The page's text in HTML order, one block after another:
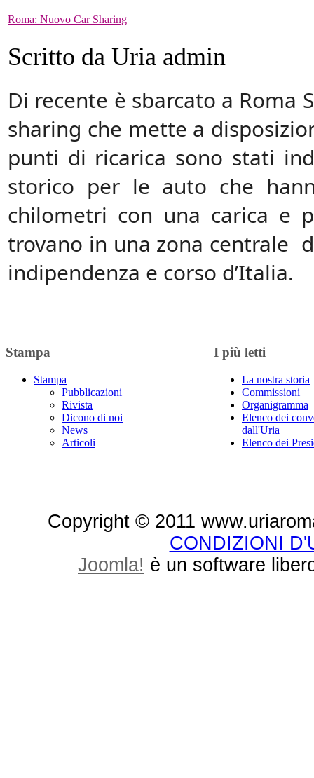
Roma: Nuovo Car Sharing
Scritto da Uria admin
Di recente è sbarcato a Roma
sharing che mette a
punti di ricarica sono stati
storico per le auto che
chilometri con una carica e
trovano in una zona centrale
indipendenza e corso d’Italia.
Stampa
Stampa
Pubblicazioni
Rivista
Dicono di noi
News
Articoli
I più letti
La nostra storia
Commissioni
Organigramma
Elenco dei
dall'Uria
Elenco dei
Copyright © 2011
CONDIZIONI
Joomla! è un software